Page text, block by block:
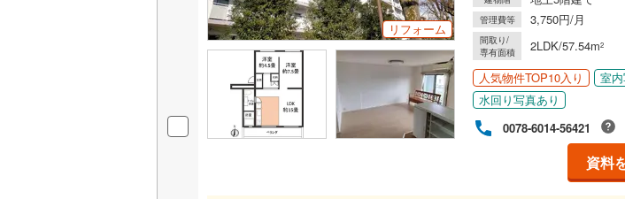
リフォーム
管理費等 3,750円/月
間取り/
専有面積
2LDK/57.54m2
人気物件TOP10入り
室
水回り写真あり
0078-6014-56421
資料
オンライン対応とは？